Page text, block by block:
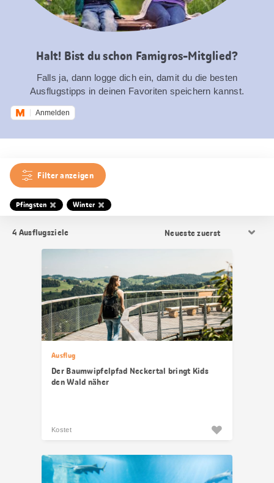
Halt! Bist du schon Famigros-Mitglied?
Falls ja, dann logge dich ein, damit du die besten
Ausflugstipps in deinen Favoriten speichern kannst.
Anmelden
Filter anzeigen
Pfingsten Winter
4 Ausflugsziele
Sortierung
Ausflug
Der Baumwipfelpfad Neckertal bringt Kids
den Wald näher
Kostet